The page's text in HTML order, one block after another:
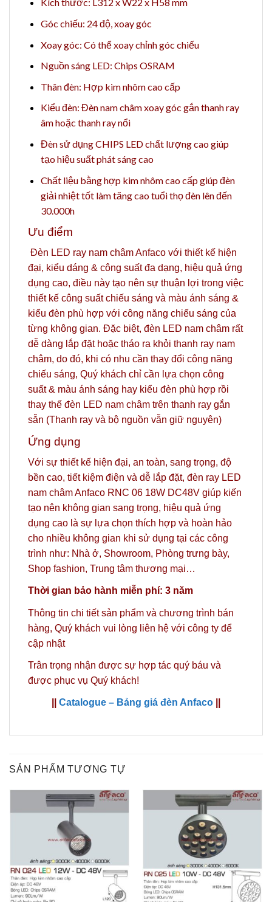
Kích thước: L312 x W22 x H58 mm
Góc chiếu: 24 độ, xoay góc
Xoay góc: Có thể xoay chỉnh góc chiếu
Nguồn sáng LED: Chips OSRAM
Thân đèn: Hợp kim nhôm cao cấp
Kiểu đèn: Đèn nam châm xoay góc gắnthanh ray
âmhoặc thanh ray nổi
Đèn sử dụng CHIPS LED chất lượng cao giúp
tạo hiệu suất phát sáng cao
Chất liệu bằng hợp kim nhôm cao cấp giúp đèn
giải nhiệt tốt làm tăng cao tuổi thọ đèn lên đến
30.000h
Ưu điểm
Đèn LED ray nam châm Anfaco với thiết kế hiện
đại, kiểu dáng & công suất đa dạng, hiệu quả ứng
dụng cao, điều này tạo nên sự thuận lợi trong việc
thiết kế công suất chiếu sáng và màu ánh sáng &
kiểu đèn phù hợp với công năng chiếu sáng của
từng không gian. Đặc biệt, đèn LED nam châm rất
dễ dàng lắp đặt hoặc tháo ra khỏi thanh ray nam
châm, do đó, khi có nhu cần thay đổi công năng
chiếu sáng, Quý khách chỉ cần lựa chọn công
suất & màu ánh sáng hay kiểu đèn phù hợp rồi
thay thế đèn LED nam châm trên thanh ray gắn
sẵn (Thanh ray và bộ nguồn vẫn giữ nguyên)
Ứng dụng
Với sự thiết kế hiện đại, an toàn, sang trọng, độ
bền cao, tiết kiệm điện và dễ lắp đặt, đèn ray LED
nam châm Anfaco RNC 06 18W DC48V giúp kiến
tạo nên không gian sang trọng, hiệu quả ứng
dụng cao là sự lựa chọn thích hợp và hoàn hảo
cho nhiều không gian khi sử dụng tại các công
trình như: Nhà ở, Showroom, Phòng trưng bày,
Shop fashion, Trung tâm thương mại…
Thời gian bảo hành miễn phí: 3 năm
Thông tin chi tiết sản phẩm và chương trình bán
hàng, Quý khách vui lòng liên hệ với công ty để
cập nhật
Trân trọng nhận được sự hợp tác quý báu và
được phục vụ Quý khách!
Catalogue – Bảng giá đèn Anfaco
SẢN PHẨM TƯƠNG TỰ